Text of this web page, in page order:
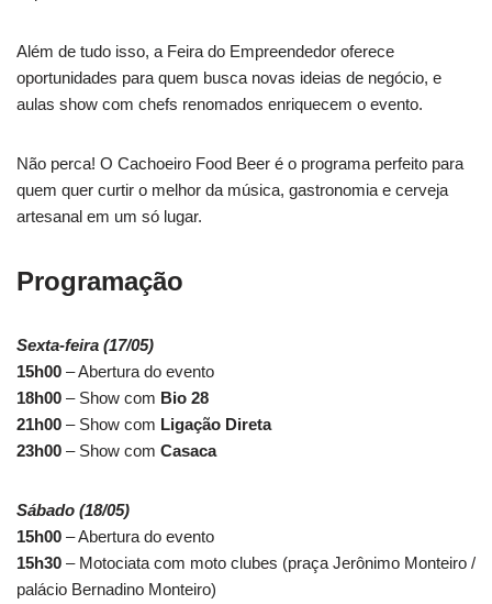
Além de tudo isso, a Feira do Empreendedor oferece
oportunidades para quem busca novas ideias de negócio, e
aulas show com chefs renomados enriquecem o evento.
Não perca! O Cachoeiro Food Beer é o programa perfeito para
quem quer curtir o melhor da música, gastronomia e cerveja
artesanal em um só lugar.
Programação
Sexta-feira (17/05)
15h00 – Abertura do evento
18h00 – Show com Bio 28
21h00 – Show com Ligação Direta
23h00 – Show com Casaca
Sábado (18/05)
15h00 – Abertura do evento
15h30 – Motociata com moto clubes (praça Jerônimo Monteiro /
palácio Bernadino Monteiro)